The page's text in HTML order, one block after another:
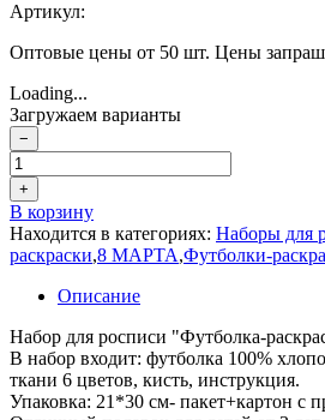
Артикул:
Оптовые цены от 50 шт. Цены
Loading...
Загружаем варианты
−
+
В корзину
Находится в категориях: Наборы для
раскраски,8 МАРТА,Футболки-
Описание
Набор для росписи "Футболка-
В набор входит: футболка 100%
ткани 6 цветов, кисть, инструкция.
Упаковка: 21*30 см- пакет+картон с